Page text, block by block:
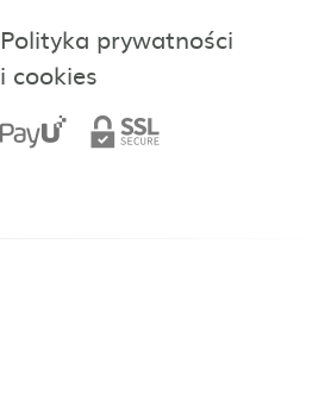
Polityka prywatności
i cookies